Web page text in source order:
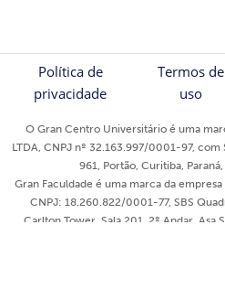
Política de
privacidade
Termos de
uso
O Gran Centro Universitário é uma
LTDA, CNPJ nº 32.163.997/0001-97, com
961, Portão, Curitiba,
Gran Faculdade é uma marca da empresa
CNPJ: 18.260.822/0001-77, SBS
Carlton Tower, Sala 201, 2º Andar, Asa